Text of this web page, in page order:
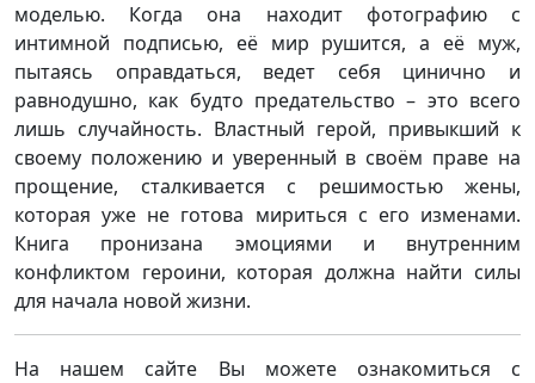
моделью. Когда она находит фотографию с
интимной подписью, её мир рушится, а её муж,
пытаясь оправдаться, ведет себя цинично и
равнодушно, как будто предательство – это всего
лишь случайность. Властный герой, привыкший к
своему положению и уверенный в своём праве на
прощение, сталкивается с решимостью жены,
которая уже не готова мириться с его изменами.
Книга пронизана эмоциями и внутренним
конфликтом героини, которая должна найти силы
для начала новой жизни.
На нашем сайте Вы можете ознакомиться с